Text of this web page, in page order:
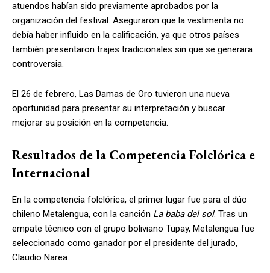
atuendos habían sido previamente aprobados por la
organización del festival. Aseguraron que la vestimenta no
debía haber influido en la calificación, ya que otros países
también presentaron trajes tradicionales sin que se generara
controversia.
El 26 de febrero, Las Damas de Oro tuvieron una nueva
oportunidad para presentar su interpretación y buscar
mejorar su posición en la competencia.
Resultados de la Competencia Folclórica e
Internacional
En la competencia folclórica, el primer lugar fue para el dúo
chileno Metalengua, con la canción La baba del sol. Tras un
empate técnico con el grupo boliviano Tupay, Metalengua fue
seleccionado como ganador por el presidente del jurado,
Claudio Narea.